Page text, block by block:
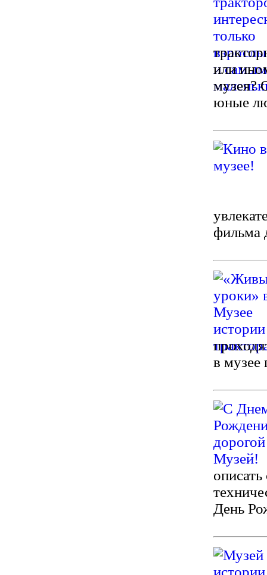
или
музея?
юные
фильма
в
День